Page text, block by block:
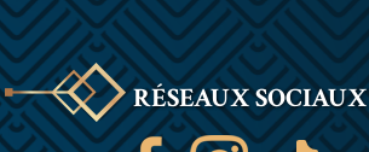
RÉSEAUX SOCIAUX